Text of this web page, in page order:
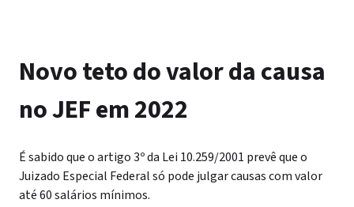
Novo teto do valor da causa
no JEF em 2022
É sabido que o artigo 3º da Lei 10.259/2001 prevê que o
Juizado Especial Federal só pode julgar causas com valor
até 60 salários mínimos.